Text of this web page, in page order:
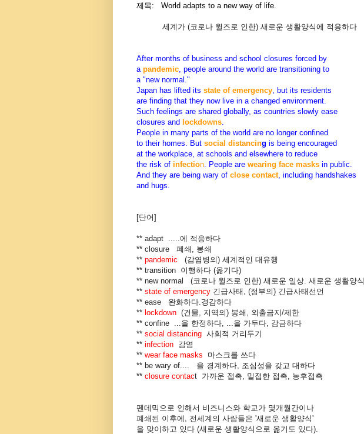
제목: World adapts to a new way of life.
세계가 (코로나 윌즈로 인한) 새로운 생활양식에 적응하다
After months of business and school closures forced by
a pandemic , people around the world are transitioning to
a "new normal."
Japan has lifted its state of emergency , but its residents
are finding that they now live in a changed environment.
Such feelings are shared globally, as countries slowly ease
closures and lockdowns
People in many parts of the world are no longer confined
to their homes. But social distancing is being encouraged
at the workplace, at schools and elsewhere to reduce
the risk of infection . People are wearing face masks in public.
And they are being wary of close contact, including handshakes
and hugs.
[단어]
** adapt .....에 적응하다
** closure 폐쇄, 봉쇄
** pandemic (감염병의) 세계적인 대유행
** transition 이행하다 (옮기다)
** new normal (코로나 윌즈로 인한) 새로운 일상. 새로운 생활양식
** state of emergency 긴급사태, (정부의) 긴급사태선언
** ease 완화하다.경감하다
** lockdown (건물, 지역의) 봉쇄, 외출금지/제한
** confine ...을 한정하다, ...을 가두다, 감금하다
** social distancing 사회적 거리두기
** infection 감염
** wear face masks 마스크를 쓰다
** be wary of.... 을 경계하다, 조심성을 갖고 대하다
** closure contact 가까운 접촉, 밀접한 접촉, 농후접촉
펜데믹으로 인해서 비즈니스와 학교가 몇개월간이나
폐쇄된 이후에, 전세계의 사람들은 '새로운 생활양식'
을 맞이하고 있다 (새로운 생활양식으로 옮기도 있다).